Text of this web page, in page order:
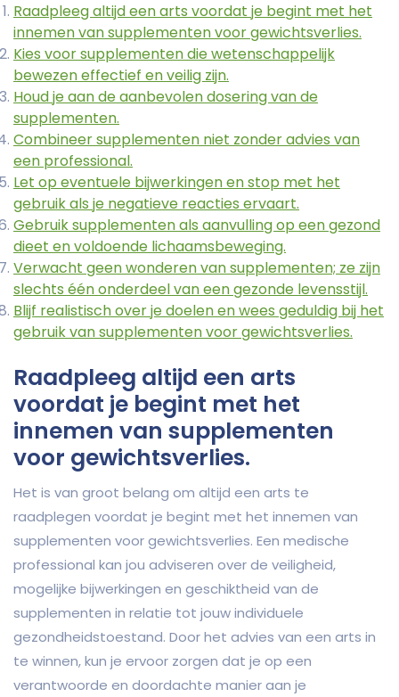
Raadpleeg altijd een arts voordat je begint met het
innemen van supplementen voor gewichtsverlies.
Kies voor supplementen die wetenschappelijk
bewezen effectief en veilig zijn.
Houd je aan de aanbevolen dosering van de
supplementen.
Combineer supplementen niet zonder advies van
een professional.
Let op eventuele bijwerkingen en stop met het
gebruik als je negatieve reacties ervaart.
Gebruik supplementen als aanvulling op een gezond
dieet en voldoende lichaamsbeweging.
Verwacht geen wonderen van supplementen; ze zijn
slechts één onderdeel van een gezonde levensstijl.
Blijf realistisch over je doelen en wees geduldig bij het
gebruik van supplementen voor gewichtsverlies.
Raadpleeg altijd een arts
voordat je begint met het
innemen van supplementen
voor gewichtsverlies.
Het is van groot belang om altijd een arts te
raadplegen voordat je begint met het innemen van
supplementen voor gewichtsverlies. Een medische
professional kan jou adviseren over de veiligheid,
mogelijke bijwerkingen en geschiktheid van de
supplementen in relatie tot jouw individuele
gezondheidstoestand. Door het advies van een arts in
te winnen, kun je ervoor zorgen dat je op een
verantwoorde en doordachte manier aan je